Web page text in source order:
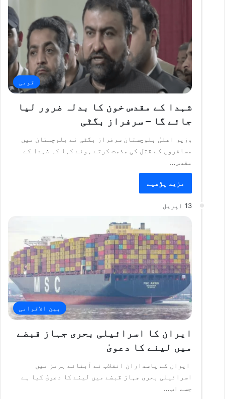
قومی
شہدا کے مقدس خون کا بدلہ ضرور لیا
جائے گا – سرفراز بگٹی
وزیر اعلیٰ بلوچستان سرفراز بگٹی نے بلوچستان میں
مسافروں کے قتل کی مذمت کرتے ہوئے کہا کہ شہدا کے
مقدس…
مزید پڑھیے
13 اپریل
بین الاقوامی
ایران کا اسرائیلی بحری جہاز قبضے
میں لینے کا دعویٰ
ایران کے پاسداران انقلاب نے آبنائے ہرمز میں
اسرائیلی بحری جہاز قبضے میں لینے کا دعویٰ کیا ہے
جسے اب…